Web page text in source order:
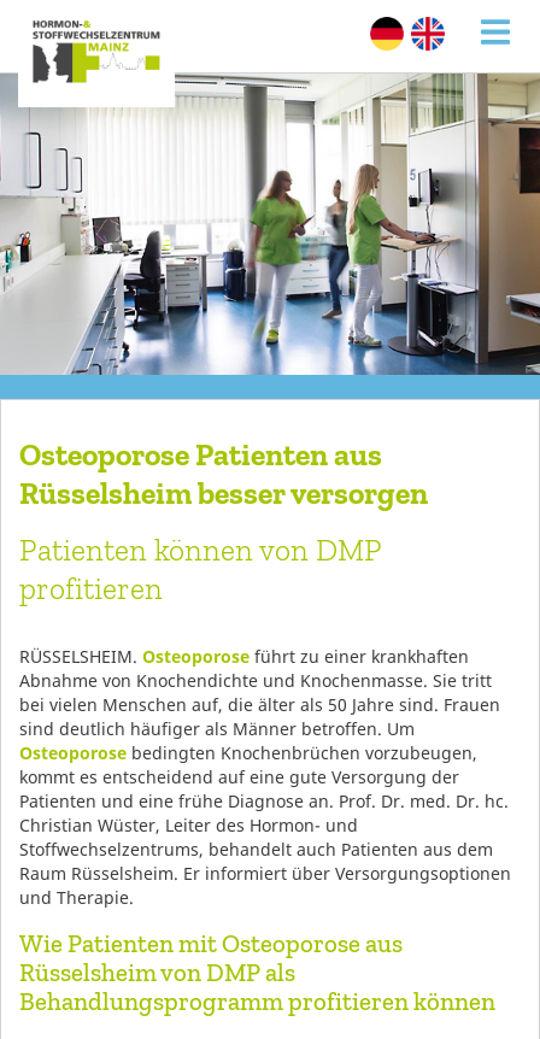
Osteoporose Patienten aus
Rüsselsheim besser versorgen
Patienten können von DMP
profitieren
RÜSSELSHEIM. Osteoporose führt zu einer krankhaften
Abnahme von Knochendichte und Knochenmasse. Sie tritt
bei vielen Menschen auf, die älter als 50 Jahre sind. Frauen
sind deutlich häufiger als Männer betroffen. Um
Osteoporose bedingten Knochenbrüchen vorzubeugen,
kommt es entscheidend auf eine gute Versorgung der
Patienten und eine frühe Diagnose an. Prof. Dr. med. Dr. hc.
Christian Wüster, Leiter des Hormon- und
Stoffwechselzentrums, behandelt auch Patienten aus dem
Raum Rüsselsheim. Er informiert über Versorgungsoptionen
und Therapie.
Wie Patienten mit Osteoporose aus
Rüsselsheim von DMP als
Behandlungsprogramm profitieren können